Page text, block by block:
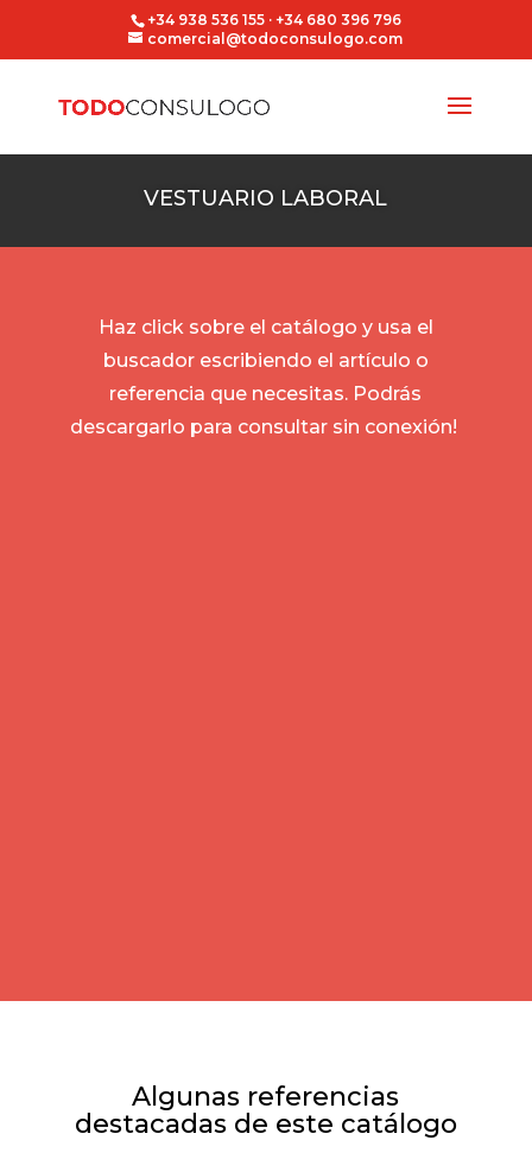
+34 938 536 155 · +34 680 396 796
comercial@todoconsulogo.com
VESTUARIO LABORAL
Haz click sobre el catálogo y usa el
buscador escribiendo el artículo o
referencia que necesitas. Podrás
descargarlo para consultar sin conexión!
Algunas referencias
destacadas de este catálogo